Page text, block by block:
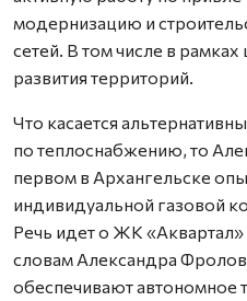
модернизацию и
сетей. В том числе в
развития территорий.
Что касается
по теплоснабжению, то
первом в Архангельске
индивидуальной газовой
Речь идет о ЖК
словам Александра
обеспечивают автономное